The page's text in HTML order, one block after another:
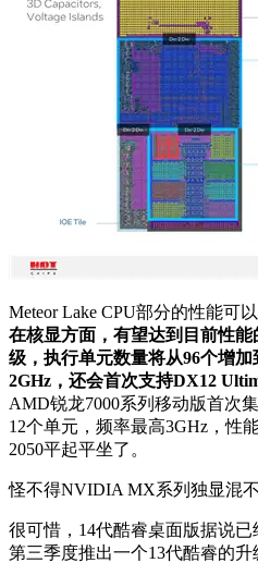
Meteor Lake CPU部分的性能可
在核显方面，有望达到目前性
级，执行单元数量将从96个增
2GHz，还会首次支持DX12
AMD锐龙7000系列移动版首次
12个单元，频率最高3GHz，性
2050平起平坐了。
怪不得NVIDIA MX系列独显混不
很可惜，14代酷睿桌面版据说
第三季度推出一个13代酷睿的